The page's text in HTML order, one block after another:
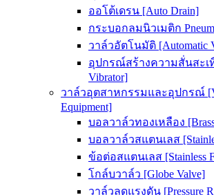
ออโต้เดรน [Auto Drain]
กระบอกลมนิวเมติก
วาล์วอัตโนมัติ [Automatic
อุปกรณ์สร้างความสั่นสะเทื
Vibrator]
วาล์วอุตสาหกรรมและอุปกรณ์
Equipment]
บอลวาล์วทองเหลือง
บอลวาล์วสแตนเลส
ข้อต่อสแตนเลส [Stainless
โกล์บวาล์ว [Globe Valve]
วาล์วลดแรงดัน [Pressure